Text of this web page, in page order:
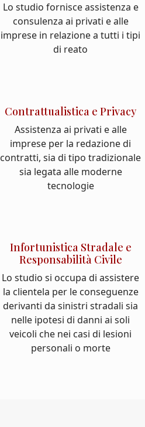
Lo studio fornisce assistenza e
consulenza ai privati e alle
imprese in relazione a tutti i tipi
di reato
Contrattualistica e Privacy
Assistenza ai privati e alle
imprese per la redazione di
contratti, sia di tipo tradizionale
sia legata alle moderne
tecnologie
Infortunistica Stradale e
Responsabilità Civile
Lo studio si occupa di assistere
la clientela per le conseguenze
derivanti da sinistri stradali sia
nelle ipotesi di danni ai soli
veicoli che nei casi di lesioni
personali o morte